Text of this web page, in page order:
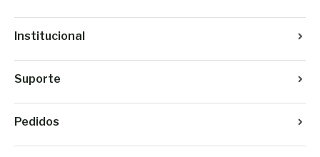
Institucional
Suporte
Pedidos